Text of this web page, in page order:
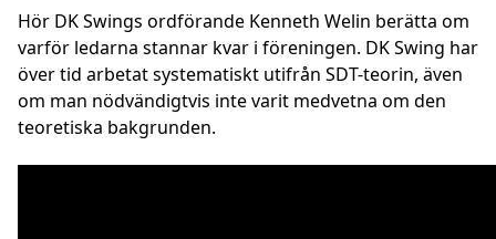
Hör DK Swings ordförande Kenneth Welin berätta om
varför ledarna stannar kvar i föreningen. DK Swing har
över tid arbetat systematiskt utifrån SDT-teorin, även
om man nödvändigtvis inte varit medvetna om den
teoretiska bakgrunden.